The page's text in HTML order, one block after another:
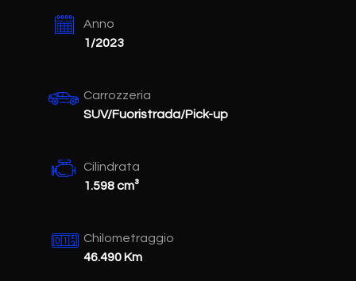
Anno
1/2023
Carrozzeria
SUV/Fuoristrada/Pick-up
Cilindrata
1.598 cm³
Chilometraggio
46.490 Km